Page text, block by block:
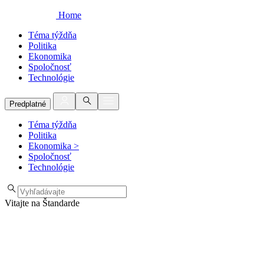
Home
Téma týždňa
Politika
Ekonomika
Spoločnosť
Technológie
Predplatné
Téma týždňa
Politika
Ekonomika >
Spoločnosť
Technológie
Vitajte na Štandarde